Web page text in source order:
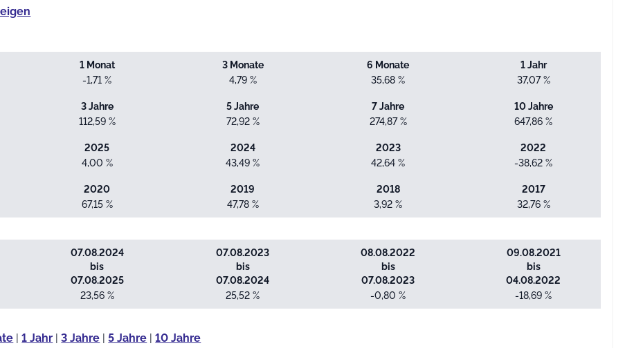
1 Monat
-1,71 %
3 Monate
4,79 %
6 Monate
35,68 %
1 Jahr
37,07 %
3 Jahre
112,59 %
5 Jahre
72,92 %
7 Jahre
274,87 %
10 Jahre
647,86 %
2025
4,00 %
2024
43,49 %
2023
42,64 %
2022
-38,62 %
2020
67,15 %
2019
47,78 %
2018
3,92 %
2017
32,76 %
07.08.2024
bis
07.08.2025
23,56 %
07.08.2023
bis
07.08.2024
25,52 %
08.08.2022
bis
07.08.2023
-0,80 %
09.08.2021
bis
04.08.2022
-18,69 %
|1 Jahr |3 Jahre |5 Jahre |10 Jahre